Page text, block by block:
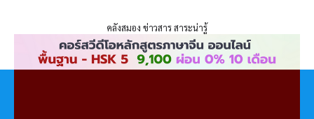
คลังสมอง ข่าวสาร สาระน่ารู้